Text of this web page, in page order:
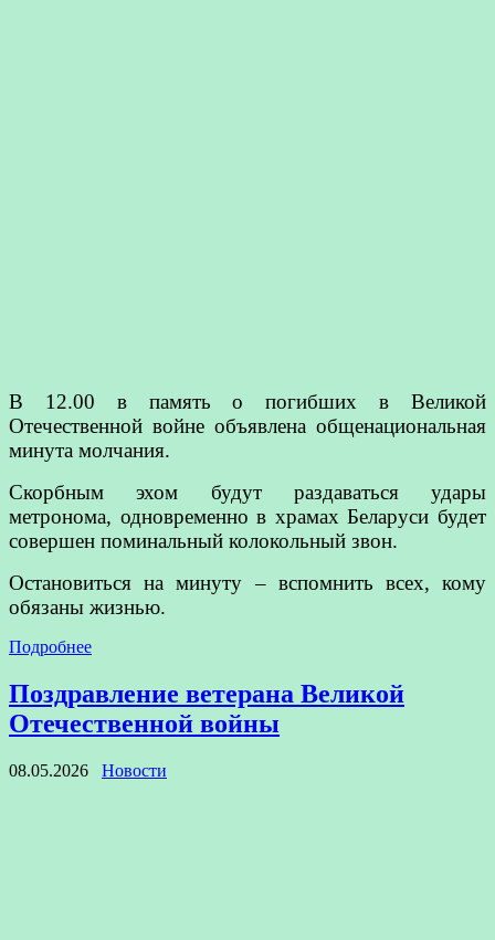
В 12.00 в память о погибших в Великой
Отечественной войне объявлена общенациональная
минута молчания.
Скорбным эхом будут раздаваться удары
метронома, одновременно в храмах Беларуси будет
совершен поминальный колокольный звон.
Остановиться на минуту – вспомнить всех, кому
обязаны жизнью.
Подробнее
Поздравление ветерана Великой
Отечественной войны
08.05.2026 Новости